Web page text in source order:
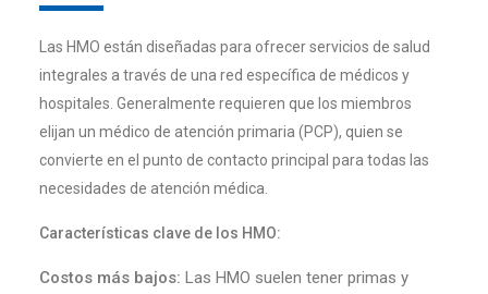
Las HMO están diseñadas para ofrecer servicios de salud
integrales a través de una red específica de médicos y
hospitales. Generalmente requieren que los miembros
elijan un médico de atención primaria (PCP), quien se
convierte en el punto de contacto principal para todas las
necesidades de atención médica.
Características clave de los HMO:
Costos más bajos: Las HMO suelen tener primas y